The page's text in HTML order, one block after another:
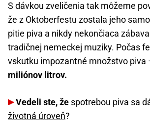
S dávkou zveličenia tak môžeme
že z Oktoberfestu zostala jeho
pitie piva a nikdy nekončiaca
tradičnej nemeckej muziky. Počas
vskutku impozantné množstvo piva
miliónov litrov.
Vedeli ste, že spotrebou piva sa
životná úroveň?